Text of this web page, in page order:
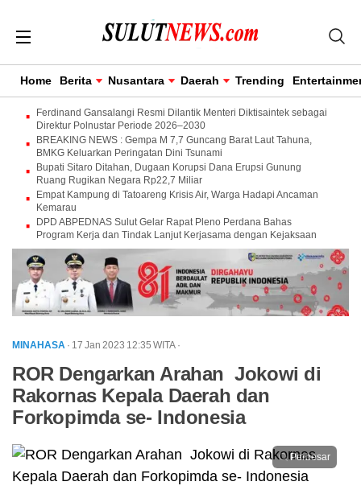
Home Berita Nusantara Daerah Trending
Ferdinand Gansalangi Resmi Dilantik Menteri Diktisaintek sebagai
Direktur Polnustar Periode 2026–2030
BREAKING NEWS : Gempa M 7,7 Guncang Barat Laut Tahuna,
BMKG Keluarkan Peringatan Dini Tsunami
Bupati Sitaro Ditahan, Dugaan Korupsi Dana Erupsi Gunung
Ruang Rugikan Negara Rp22,7 Miliar
Empat Kampung di Tatoareng Krisis Air, Warga Hadapi Ancaman
Kemarau
DPD ABPEDNAS Sulut Gelar Rapat Pleno Perdana Bahas
Program Kerja dan Tindak Lanjut Kerjasama dengan Kejaksaan
MINAHASA · 17 Jan 2023 12:35 WITA ·
ROR Dengarkan Arahan Jokowi di
Rakornas Kepala Daerah dan
Forkopimda se- Indonesia
Perbesar